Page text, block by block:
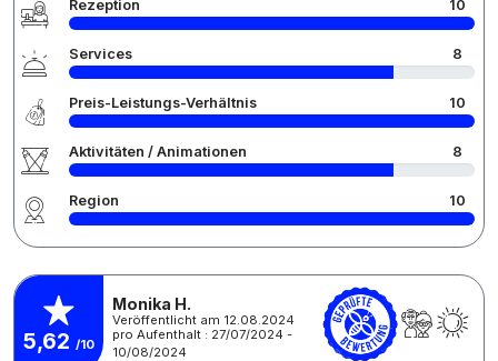
Rezeption 10
Services 8
Preis-Leistungs-Verhältnis 10
Aktivitäten / Animationen 8
Region 10
5,62 /10
Monika H.
Veröffentlicht am 12.08.2024
pro Aufenthalt : 27/07/2024 -
10/08/2024